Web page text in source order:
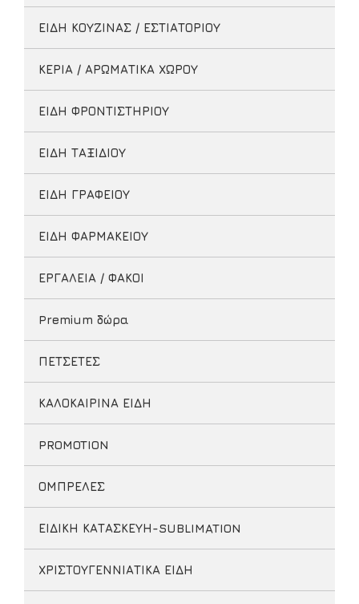
ΕΙΔΗ ΚΟΥΖΙΝΑΣ / ΕΣΤΙΑΤΟΡΙΟΥ
ΚΕΡΙΑ / ΑΡΩΜΑΤΙΚΑ ΧΩΡΟΥ
ΕΙΔΗ ΦΡΟΝΤΙΣΤΗΡΙΟΥ
ΕΙΔΗ ΤΑΞΙΔΙΟΥ
ΕΙΔΗ ΓΡΑΦΕΙΟΥ
ΕΙΔΗ ΦΑΡΜΑΚΕΙΟΥ
ΕΡΓΑΛΕΙΑ / ΦΑΚΟΙ
Premium δώρα
ΠΕΤΣΕΤΕΣ
ΚΑΛΟΚΑΙΡΙΝΑ ΕΙΔΗ
PROMOTION
ΟΜΠΡΕΛΕΣ
ΕΙΔΙΚΗ ΚΑΤΑΣΚΕΥΗ-SUBLIMATION
ΧΡΙΣΤΟΥΓΕΝΝΙΑΤΙΚΑ ΕΙΔΗ